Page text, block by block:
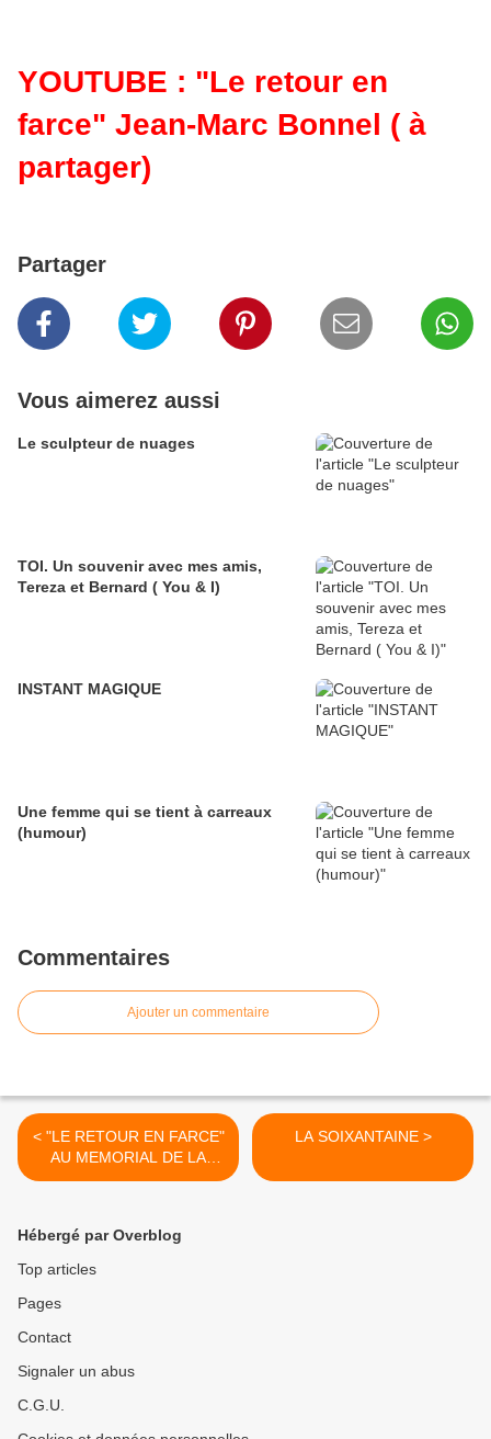
YOUTUBE : "Le retour en
farce" Jean-Marc Bonnel ( à
partager)
Partager
Vous aimerez aussi
Le sculpteur de nuages
TOI. Un souvenir avec mes amis,
Tereza et Bernard ( You & I)
INSTANT MAGIQUE
Une femme qui se tient à carreaux
(humour)
Commentaires
Ajouter un commentaire
< "LE RETOUR EN FARCE"
AU MEMORIAL DE LA
MARSEILLAISE
LA SOIXANTAINE >
Hébergé par Overblog
Top articles
Pages
Contact
Signaler un abus
C.G.U.